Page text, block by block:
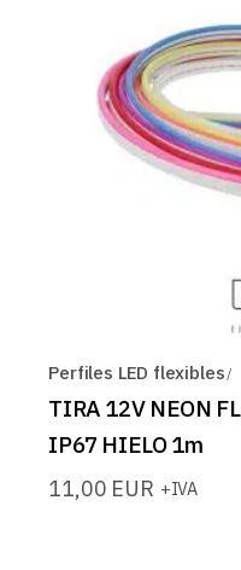
Perfiles LED flexibles
TIRA 12V NEON
IP67 HIELO 1m
11,00 EUR +IVA